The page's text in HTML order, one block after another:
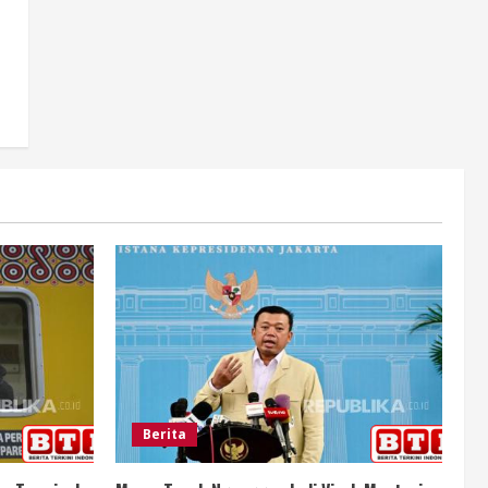
Berita